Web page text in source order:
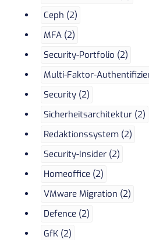
Ceph (2)
MFA (2)
Security-Portfolio (2)
Multi-Faktor-
Security (2)
Sicherheitsarchitektur (2)
Redaktionssystem (2)
Security-Insider (2)
Homeoffice (2)
VMware Migration (2)
Defence (2)
GfK (2)